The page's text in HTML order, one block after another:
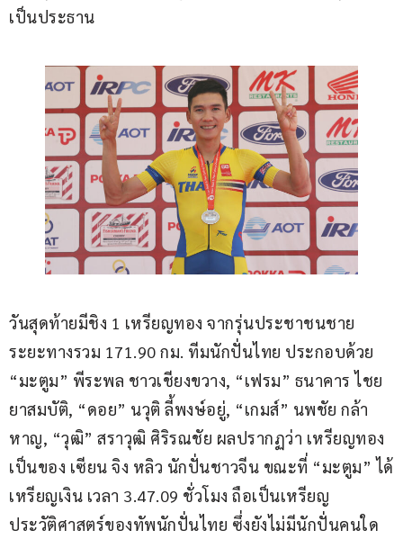
เป็นประธาน
วันสุดท้ายมีชิง 1 เหรียญทอง จากรุ่นประชาชนชาย
ระยะทางรวม 171.90 กม. ทีมนักปั่นไทย ประกอบด้วย
“มะตูม” พีระพล ชาวเชียงขวาง, “เฟรม” ธนาคาร ไชย
ยาสมบัติ, “ดอย” นวุติ ลี้พงษ์อยู่, “เกมส์” นพชัย กล้า
หาญ, “วุฒิ” สราวุฒิ ศิริรณชัย ผลปรากฏว่า เหรียญทอง
เป็นของ เซียน จิง หลิว นักปั่นชาวจีน ขณะที่ “มะตูม” ได้
เหรียญเงิน เวลา 3.47.09 ชั่วโมง ถือเป็นเหรียญ
ประวัติศาสตร์ของทัพนักปั่นไทย ซึ่งยังไม่มีนักปั่นคนใด